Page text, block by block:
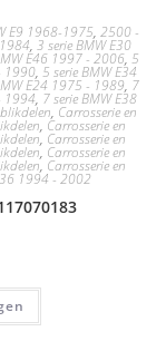
E9 1968-1975, 2500 -
, 3 serie BMW E30
E46 1997 - 2006, 5
1990, 5 serie BMW E34
E24 1975 - 1989, 7
1994, 7 serie BMW E38
, Carrosserie en
, Carrosserie en
, Carrosserie en
, Carrosserie en
, Carrosserie en
1994 - 2002